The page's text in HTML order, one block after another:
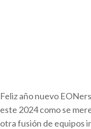
Feliz año nuevo
este 2024 como se
otra fusión de equipos